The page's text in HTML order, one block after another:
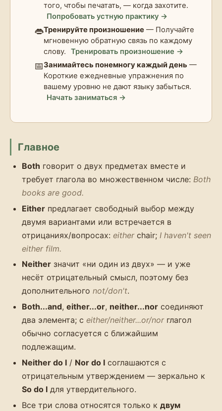
того, чтобы печатать, — когда захотите.
Попробовать устную практику →
👄Тренируйте произношение — Получайте
мгновенную обратную связь по каждому
слову.
Тренировать произношение →
📅Занимайтесь понемногу каждый день —
Короткие ежедневные упражнения по
вашему уровню не дают языку забыться.
Начать заниматься →
Главное
Both говорит о двух предметах вместе и
требует глагола во множественном числе: Both
books are good.
Either предлагает свободный выбор между
двумя вариантами или встречается в
отрицаниях/вопросах: eitherchair; I haven't seen
either film.
Neither значит «ни один из двух» — и уже
несёт отрицательный смысл, поэтому без
дополнительного not/don't.
Both...and, either...or, neither...nor соединяют
два элемента; с either/neither...or/norглагол
обычно согласуется с ближайшим
подлежащим.
Neither do I / Nor do I соглашаются с
отрицательным утверждением — зеркально к
So do I для утвердительного.
Все три слова относятся только к двум